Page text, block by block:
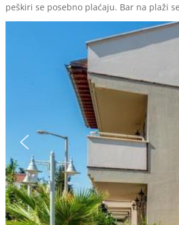
peškiri se posebno plaćaju. Bar na plaži